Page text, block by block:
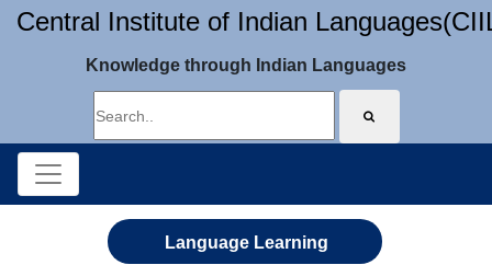
Central Institute of Indian
Knowledge through Indian Languages
Language Learning